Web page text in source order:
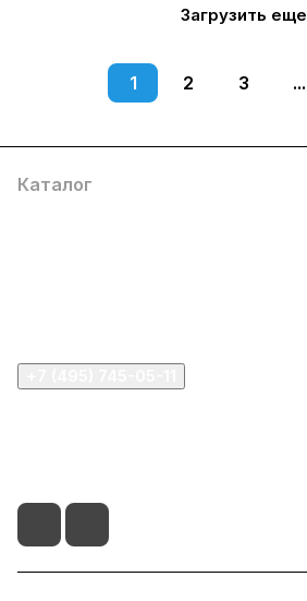
Загрузить еще
1 2 3 ...
Каталог